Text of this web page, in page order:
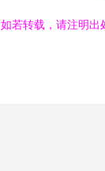
如若转载，请注明